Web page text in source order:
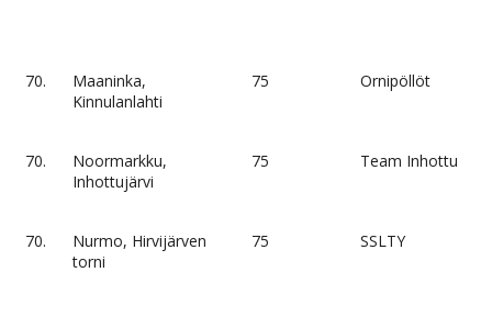
70.
Maaninka,
Kinnulanlahti
75 Ornipöllöt
70.
Noormarkku,
Inhottujärvi
75 Team Inhottu
70.
Nurmo, Hirvijärven
torni
75 SSLTY